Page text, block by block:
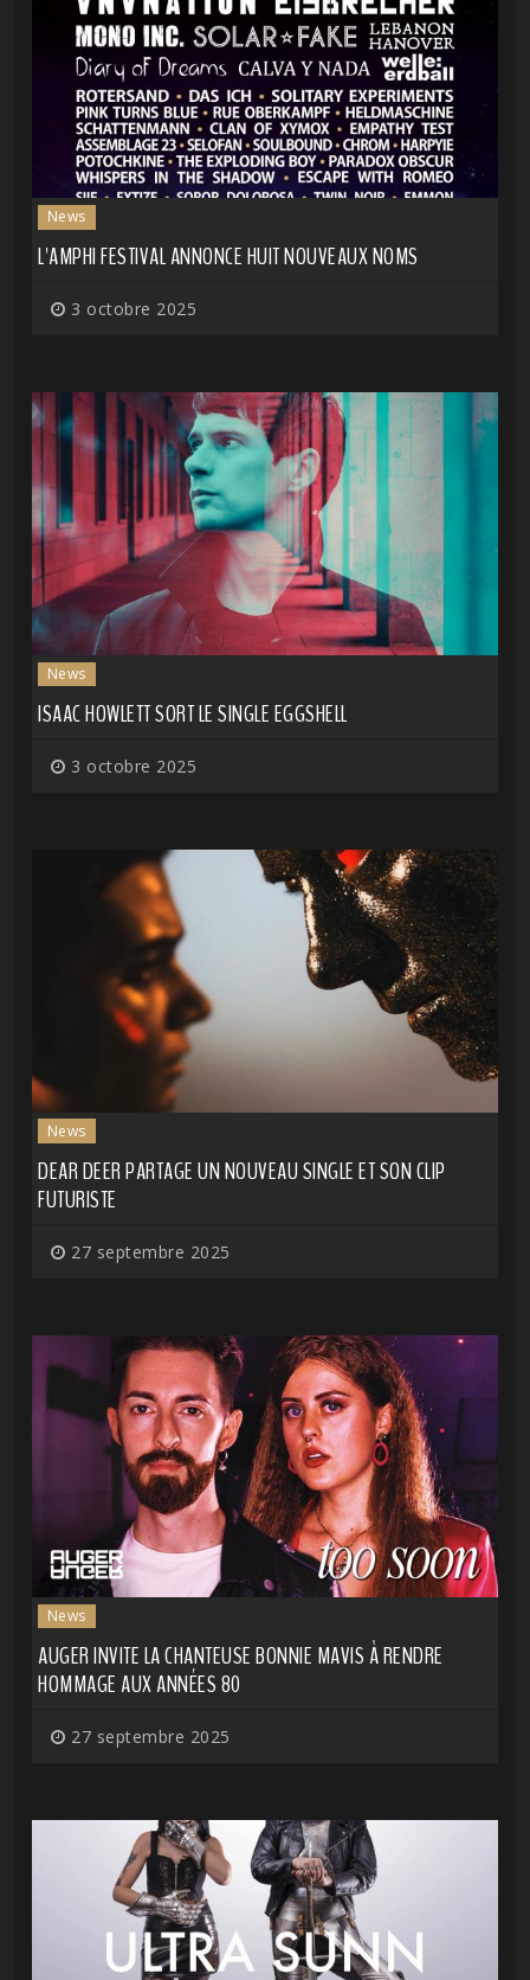
News
L'AMPHI FESTIVAL ANNONCE HUIT NOUVEAUX NOMS
3 octobre 2025
News
ISAAC HOWLETT SORT LE SINGLE EGGSHELL
3 octobre 2025
News
DEAR DEER PARTAGE UN NOUVEAU SINGLE ET SON CLIP
FUTURISTE
27 septembre 2025
News
AUGER INVITE LA CHANTEUSE BONNIE MAVIS À RENDRE
HOMMAGE AUX ANNÉES 80
27 septembre 2025